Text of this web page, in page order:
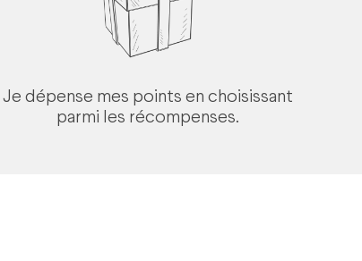
Je dépense mes points en choisissant
parmi les récompenses.